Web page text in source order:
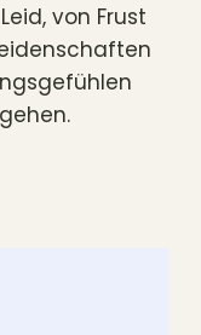
von Frust